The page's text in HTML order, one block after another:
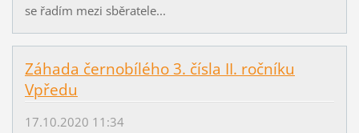
se řadím mezi sběratele...
Záhada černobílého 3. čísla II. ročníku
Vpředu
17.10.2020 11:34